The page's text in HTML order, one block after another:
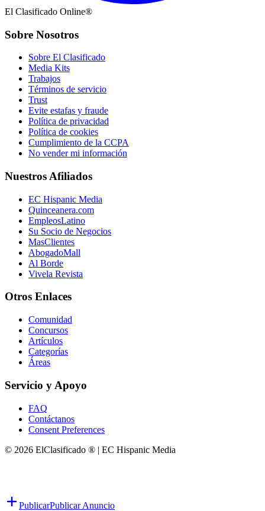
El Clasificado Online®
Sobre Nosotros
Sobre El Clasificado
Media Kits
Trabajos
Términos de servicio
Trust
Evite estafas y fraude
Política de privacidad
Política de cookies
Cumplimiento de la CCPA
No vender mi información
Nuestros Afiliados
EC Hispanic Media
Quinceanera.com
EmpleosLatino
Su Socio de Negocios
MasClientes
AbogadoMall
Al Borde
Vivela Revista
Otros Enlaces
Comunidad
Concursos
Artículos
Categorías
Áreas
Servicio y Apoyo
FAQ
Contáctanos
Consent Preferences
© 2026 ElClasificado ® | EC Hispanic Media
PublicarPublicar Anuncio